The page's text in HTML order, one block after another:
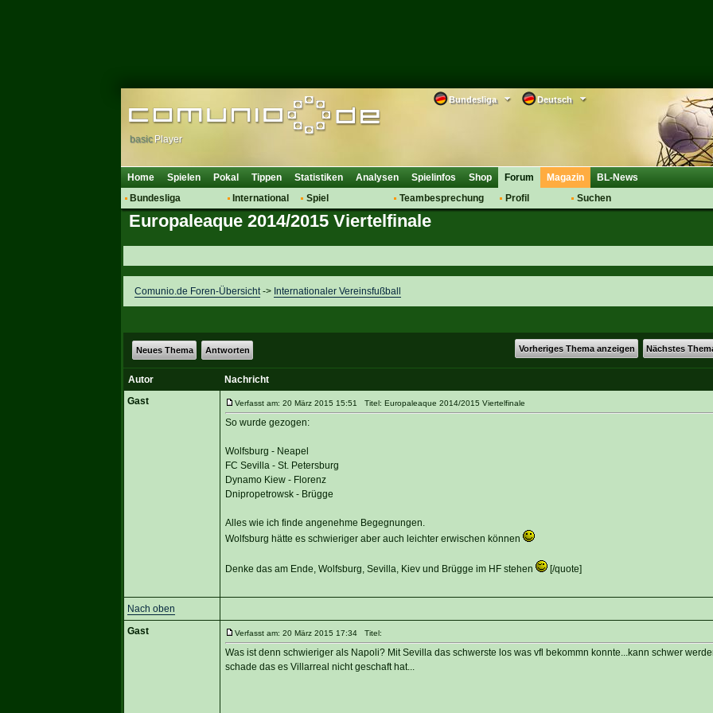
Deutsch
Bundesliga
basic Player
Home Spielen Pokal Tippen Statistiken Analysen Spielinfos Shop
Forum
Bundesliga
Hot News
Vereinsdiskussion
Vereinsfragen
International
Vereine
Spiel
Regeln & Tipps
Teambesprechung
Bewertungen
Saisonübergang
Profil
Suchen
Magazin BL-News
Europaleaque 2014/2015 Viertelfinale
Comunio.de Foren-Übersicht-> Internationaler Vereinsfußball
Vorheriges Thema anzeigen Nächstes
Neues Thema Antworten
Autor
Nachricht
Gast
Verfasst am: 20 März 2015 15:51 Titel: Europaleaque 2014/2015 Viertelfinale
So wurde gezogen:
Wolfsburg - Neapel
FC Sevilla - St. Petersburg
Dynamo Kiew - Florenz
Dnipropetrowsk - Brügge
Alles wie ich finde angenehme Begegnungen.
Wolfsburg hätte es schwieriger aber auch leichter erwischen können
Denke das am Ende, Wolfsburg, Sevilla, Kiev und Brügge im HF stehen [/quote]
Nach oben
Gast
Verfasst am: 20 März 2015 17:34 Titel:
Was ist denn schwieriger als Napoli? Mit Sevilla das schwerste los was vfl bekommn konnte...kann schwer
schade das es Villarreal nicht geschaft hat...